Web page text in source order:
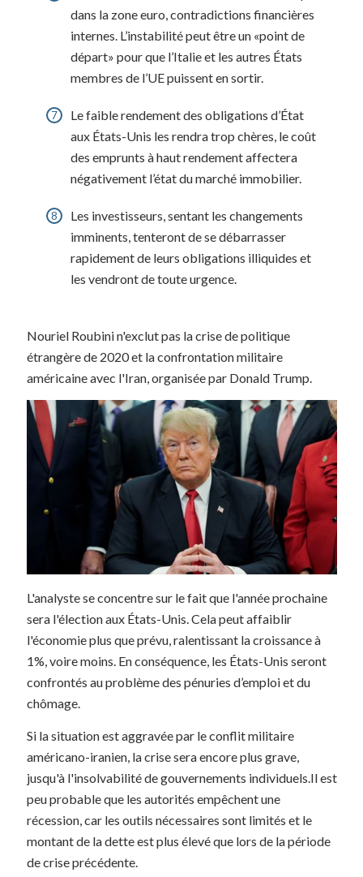
dans la zone euro, contradictions financières
internes. L’instabilité peut être un «point de
départ» pour que l’Italie et les autres États
membres de l’UE puissent en sortir.
Le faible rendement des obligations d’État
aux États-Unis les rendra trop chères, le coût
des emprunts à haut rendement affectera
négativement l’état du marché immobilier.
Les investisseurs, sentant les changements
imminents, tenteront de se débarrasser
rapidement de leurs obligations illiquides et
les vendront de toute urgence.
Nouriel Roubini n'exclut pas la crise de politique
étrangère de 2020 et la confrontation militaire
américaine avec l'Iran, organisée par Donald Trump.
L'analyste se concentre sur le fait que l'année prochaine
sera l'élection aux États-Unis. Cela peut affaiblir
l'économie plus que prévu, ralentissant la croissance à
1%, voire moins. En conséquence, les États-Unis seront
confrontés au problème des pénuries d’emploi et du
chômage.
Si la situation est aggravée par le conflit militaire
américano-iranien, la crise sera encore plus grave,
jusqu'à l'insolvabilité de gouvernements individuels.Il est
peu probable que les autorités empêchent une
récession, car les outils nécessaires sont limités et le
montant de la dette est plus élevé que lors de la période
de crise précédente.